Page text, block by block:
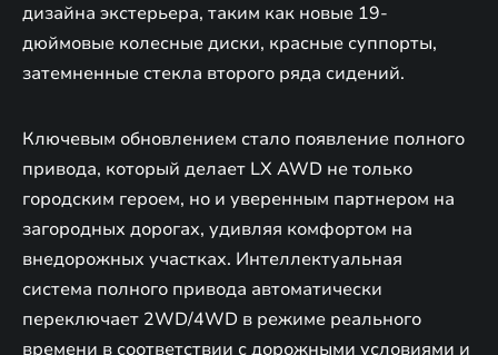
дизайна экстерьера, таким как новые 19-
дюймовые колесные диски, красные суппорты,
затемненные стекла второго ряда сидений.
Ключевым обновлением стало появление полного
привода, который делает LX AWD не только
городским героем, но и уверенным партнером на
загородных дорогах, удивляя комфортом на
внедорожных участках. Интеллектуальная
система полного привода автоматически
переключает 2WD/4WD в режиме реального
времени в соответствии с дорожными условиями и